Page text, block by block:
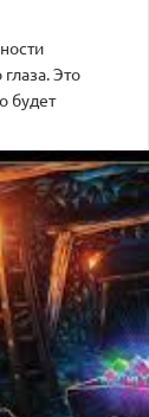
Это
будет